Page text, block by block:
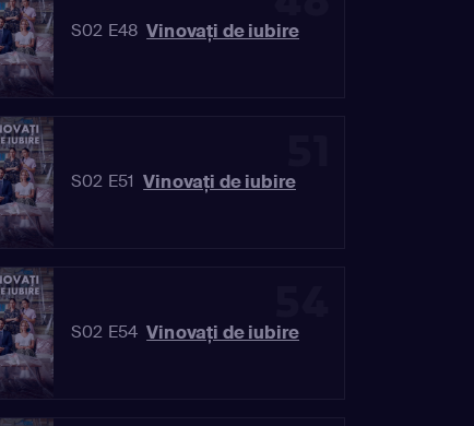
S02 E48 Vinovaţi de iubire
S02 E51 Vinovaţi de iubire
S02 E54 Vinovaţi de iubire